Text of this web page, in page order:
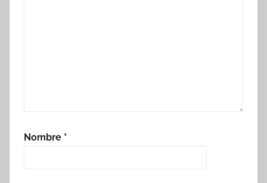
Nombre *